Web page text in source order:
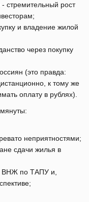
- стремительный рост
и владение жилой
через покупку
(это правда:
к тому же
оплату в рублях).
неприятностями;
сдачи жилья в
ВНЖ по ТАПУ и,